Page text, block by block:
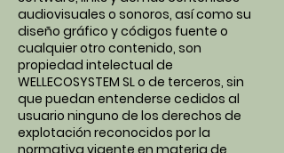
audiovisuales o sonoros, así como su
diseño gráfico y códigos fuente o
cualquier otro contenido, son
propiedad intelectual de
WELLECOSYSTEM SL o de terceros, sin
que puedan entenderse cedidos al
usuario ninguno de los derechos de
explotación reconocidos por la
normativa vigente en materia de